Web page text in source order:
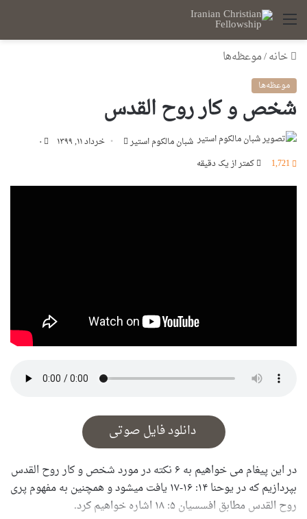
منو
خانه/موعظه‌ها
موعظه‌ها
شخص و کار روح القدس
شبان مالکوم استیر
ارسالخرداد ۱۱, ۱۳۹۹
۰
1,721
کمتر از یک دقیقه
دانلود فایل صوتی
در این پیغام مى خواهیم به ۶ نکته در مورد شخص و کار روح القدس
بپردازیم که در یوحنا ١۴: ١۶-١٧ یافت میشود و همچنین به مفهوم پرى
روح القدس مطابق افسسیان ۵: ١٨ اشاره خواهیم کرد.